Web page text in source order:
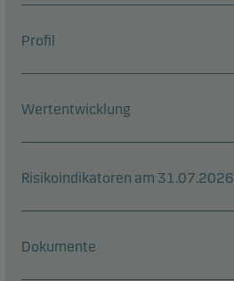
Profil
Wertentwicklung
Risikoindikatoren am 31.07.2026
Dokumente